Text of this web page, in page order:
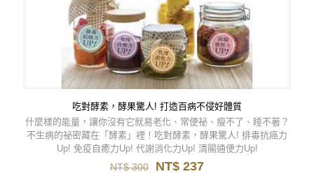
吃對酵素，酵果驚人! 打造百病不侵好體質
什麼樣的能量，讓你沒有它就易老化、常便祕、瘦不了、睡不著？
不生病的祕密藏在「酵素」裡！吃對酵素，酵果驚人! 排毒抗癌力
Up! 免疫自癒力Up! 代謝消化力Up! 清腸通便力Up!
NT$300
原
NT$ 237目